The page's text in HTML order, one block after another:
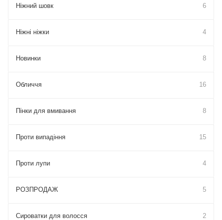
Ніжний шовк 6
Ніжні ніжки 4
Новинки 8
Обличчя 16
Пінки для вмивання 8
Проти випадіння 15
Проти лупи 4
РОЗПРОДАЖ 5
Сироватки для волосся 2